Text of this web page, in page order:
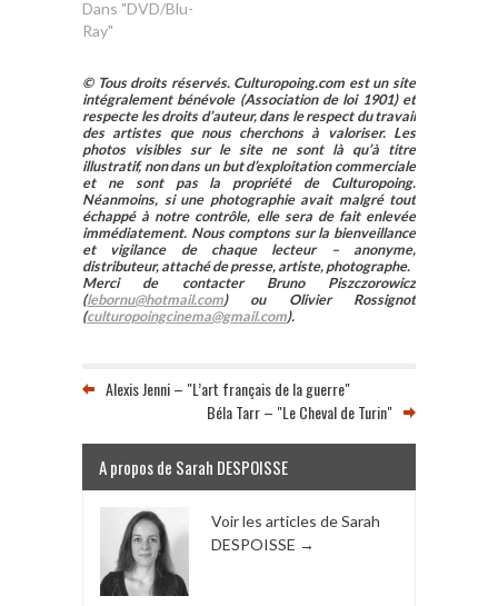
Dans "DVD/Blu-
Ray"
© Tous droits réservés. Culturopoing.com est un site
intégralement bénévole (Association de loi 1901) et
respecte les droits d’auteur, dans le respect du travail
des artistes que nous cherchons à valoriser. Les
photos visibles sur le site ne sont là qu’à titre
illustratif, non dans un but d’exploitation commerciale
et ne sont pas la propriété de Culturopoing.
Néanmoins, si une photographie avait malgré tout
échappé à notre contrôle, elle sera de fait enlevée
immédiatement. Nous comptons sur la bienveillance
et vigilance de chaque lecteur – anonyme,
distributeur, attaché de presse, artiste, photographe.
Merci de contacter Bruno Piszczorowicz
(lebornu@hotmail.com) ou Olivier Rossignot
(culturopoingcinema@gmail.com).
Alexis Jenni – "L’art français de la guerre"
Béla Tarr – "Le Cheval de Turin"
A propos de Sarah DESPOISSE
Voir les articles de Sarah
DESPOISSE →